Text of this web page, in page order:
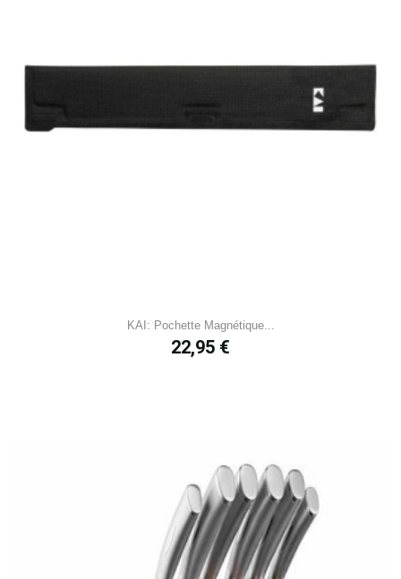
KAI: Pochette Magnétique...
Prix
22,95 €